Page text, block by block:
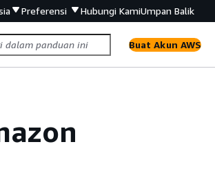
Preferensi Hubungi KamiUmpan Balik
Buat Akun AWS